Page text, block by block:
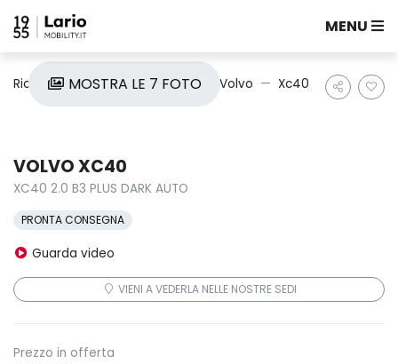
MENU
Ricerca auto Nuove e Km0 Volvo Xc40
MOSTRA LE 7 FOTO
VOLVO XC40
XC40 2.0 B3 PLUS DARK AUTO
PRONTA CONSEGNA
Guarda video
VIENI A VEDERLA NELLE NOSTRE SEDI
Prezzo in offerta